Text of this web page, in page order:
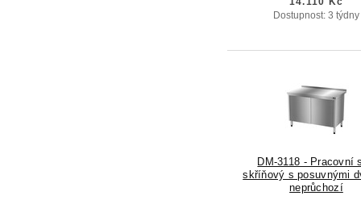
Dostupnost: 3 týdny
DM-3118 - Pracovní
skříňový s posuvnými
neprůchozí